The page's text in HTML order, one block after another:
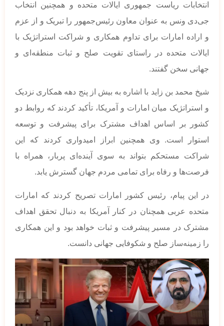
انتخابات ریاست‌ جمهوری ایالات متحده و همچنین انتخاب
جی‌دی ونس به عنوان معاون رئیس‌جمهور را تبریک و از عزم
و اراده امارات برای تداوم همکاری و شراکت استراتژیک با
ایالات متحده در راستای تقویت صلح و ثبات منطقه‌ای و
جهانی سخن گفتند.
شیخ محمد بن زاید با اشاره به بیش از پنج دهه همکاری نزدیک
و استراتژیک میان امارات و آمریکا، تأکید کردند که روابط دو
کشور بر اساس اهداف مشترک برای پیشرفت و توسعه
استوار است. وی همچنین ابراز امیدواری کردند که این
شراکت مستحکم بتواند به سوی آینده‌ای پربار، همراه با
فرصت‌ها و رفاه برای تمامی مردم جهان گسترش یابد.
در این پیام، رئیس کشور امارات تصریح کردند که امارات
متحده عربی همچنان در کنار آمریکا به دنبال تحقق اهداف
مشترک در مسیر پیشرفت و ثبات خواهد بود و این همکاری
را زمینه‌ساز صلح و شکوفایی جهانی دانست.